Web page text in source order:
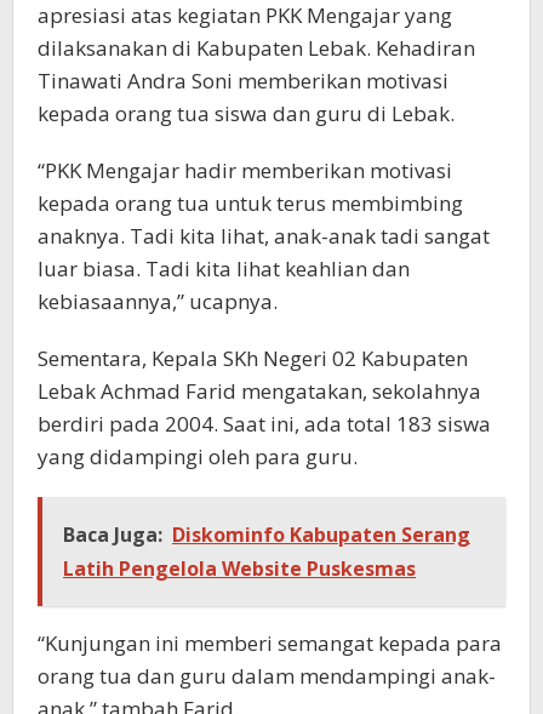
apresiasi atas kegiatan PKK Mengajar yang
dilaksanakan di Kabupaten Lebak. Kehadiran
Tinawati Andra Soni memberikan motivasi
kepada orang tua siswa dan guru di Lebak.
“PKK Mengajar hadir memberikan motivasi
kepada orang tua untuk terus membimbing
anaknya. Tadi kita lihat, anak-anak tadi sangat
luar biasa. Tadi kita lihat keahlian dan
kebiasaannya,” ucapnya.
Sementara, Kepala SKh Negeri 02 Kabupaten
Lebak Achmad Farid mengatakan, sekolahnya
berdiri pada 2004. Saat ini, ada total 183 siswa
yang didampingi oleh para guru.
Baca Juga: Diskominfo Kabupaten Serang
Latih Pengelola Website Puskesmas
“Kunjungan ini memberi semangat kepada para
orang tua dan guru dalam mendampingi anak-